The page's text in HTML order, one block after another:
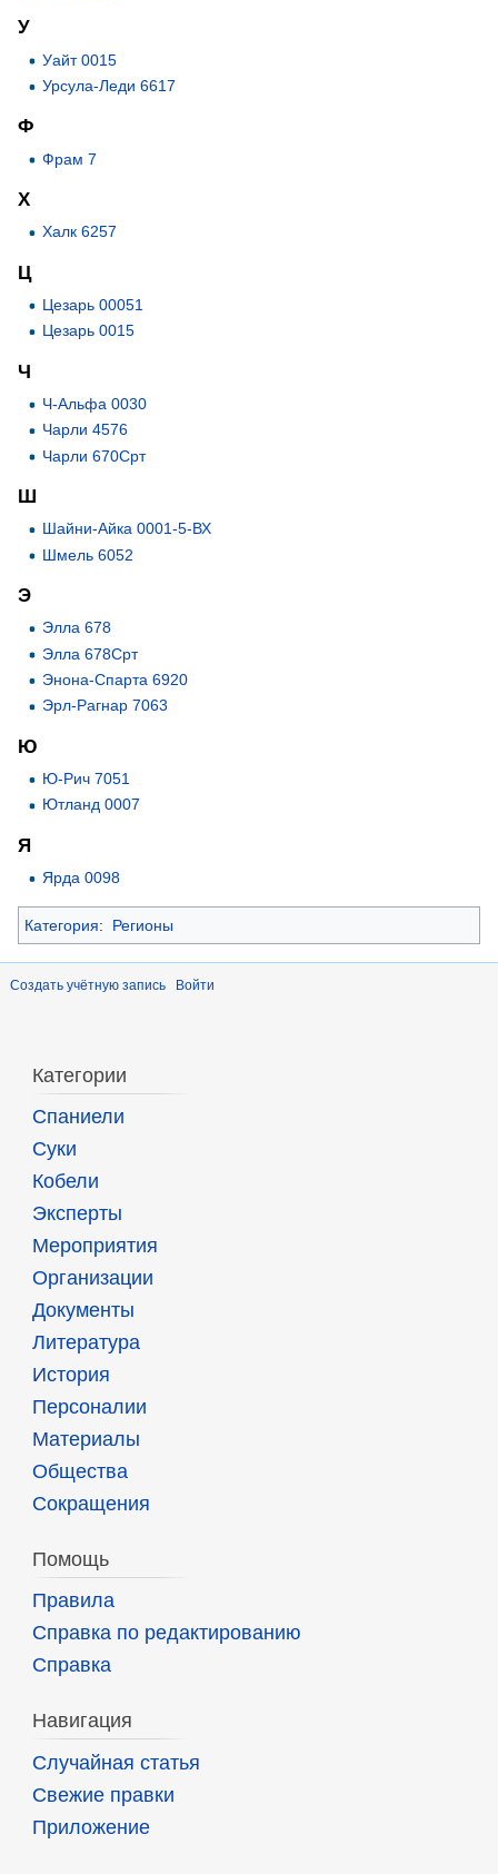
У
Уайт 0015
Урсула-Леди 6617
Ф
Фрам 7
Х
Халк 6257
Ц
Цезарь 00051
Цезарь 0015
Ч
Ч-Альфа 0030
Чарли 4576
Чарли 670Срт
Ш
Шайни-Айка 0001-5-ВХ
Шмель 6052
Э
Элла 678
Элла 678Срт
Энона-Спарта 6920
Эрл-Рагнар 7063
Ю
Ю-Рич 7051
Ютланд 0007
Я
Ярда 0098
Категория: Регионы
Создать учётную запись Войти
Категории
Спаниели
Суки
Кобели
Эксперты
Мероприятия
Организации
Документы
Литература
История
Персоналии
Материалы
Общества
Сокращения
Помощь
Правила
Справка по редактированию
Справка
Навигация
Случайная статья
Свежие правки
Приложение